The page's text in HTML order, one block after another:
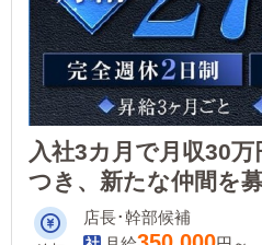
入社3カ月で月収30
つき、新たな仲間を
店長･幹部候補